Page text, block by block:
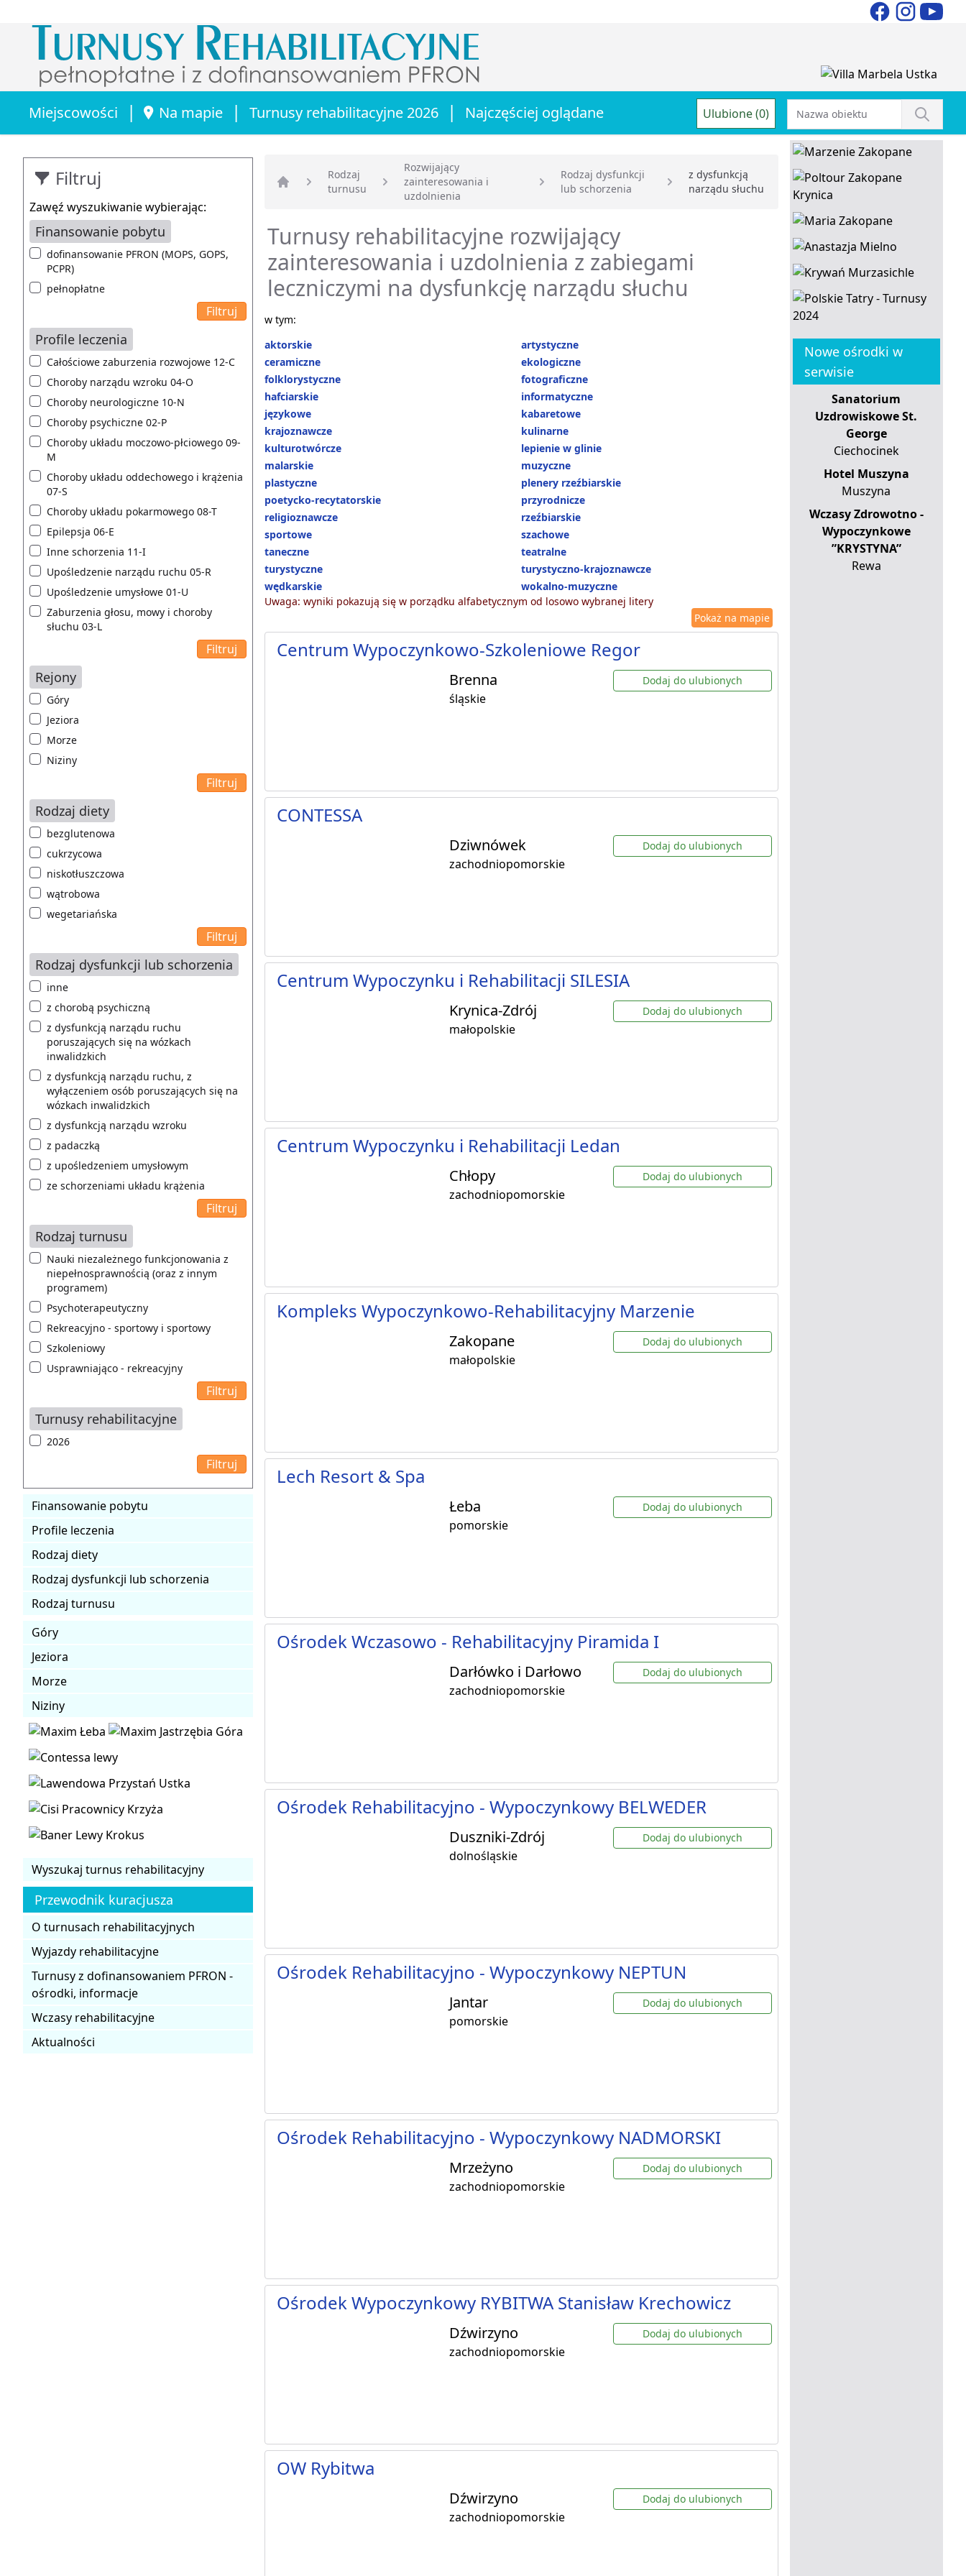
Miejscowości | Na mapie | Turnusy rehabilitacyjne 2026 | Najczęściej oglądane Ulubione (0)
Filtruj
Zawęź wyszukiwanie wybierając:
Finansowanie pobytu
dofinansowanie PFRON (MOPS, GOPS,
PCPR)
pełnopłatne
Profile leczenia
Całościowe zaburzenia rozwojowe 12-C
Choroby narządu wzroku 04-O
Choroby neurologiczne 10-N
Choroby psychiczne 02-P
Choroby układu moczowo-płciowego 09-
M
Choroby układu oddechowego i krążenia
07-S
Choroby układu pokarmowego 08-T
Epilepsja 06-E
Inne schorzenia 11-I
Upośledzenie narządu ruchu 05-R
Upośledzenie umysłowe 01-U
Zaburzenia głosu, mowy i choroby
słuchu 03-L
Rejony
Góry
Jeziora
Morze
Niziny
Rodzaj diety
bezglutenowa
cukrzycowa
niskotłuszczowa
wątrobowa
wegetariańska
Rodzaj dysfunkcji lub schorzenia
inne
z chorobą psychiczną
z dysfunkcją narządu ruchu
poruszających się na wózkach
inwalidzkich
z dysfunkcją narządu ruchu, z
wyłączeniem osób poruszających się na
wózkach inwalidzkich
z dysfunkcją narządu wzroku
z padaczką
z upośledzeniem umysłowym
ze schorzeniami układu krążenia
Rodzaj turnusu
Nauki niezależnego funkcjonowania z
niepełnosprawnością (oraz z innym
programem)
Psychoterapeutyczny
Rekreacyjno - sportowy i sportowy
Szkoleniowy
Usprawniająco - rekreacyjny
Turnusy rehabilitacyjne
2026
Finansowanie pobytu
Profile leczenia
Rodzaj diety
Rodzaj dysfunkcji lub schorzenia
Rodzaj turnusu
Góry
Jeziora
Morze
Niziny
Wyszukaj turnus rehabilitacyjny
Przewodnik kuracjusza
O turnusach rehabilitacyjnych
Wyjazdy rehabilitacyjne
Turnusy z dofinansowaniem PFRON -
ośrodki, informacje
Wczasy rehabilitacyjne
Aktualności
Strona główna
Rodzaj
turnusu
Rozwijający
zainteresowania i
uzdolnienia
Rodzaj dysfunkcji
lub schorzenia
z dysfunkcją
narządu słuchu
Turnusy rehabilitacyjne rozwijający
zainteresowania i uzdolnienia z zabiegami
leczniczymi na dysfunkcję narządu słuchu
w tym:
aktorskie
artystyczne
ceramiczne
ekologiczne
folklorystyczne
fotograficzne
hafciarskie
informatyczne
językowe
kabaretowe
krajoznawcze
kulinarne
kulturotwórcze
lepienie w glinie
malarskie
muzyczne
plastyczne
plenery rzeźbiarskie
poetycko-recytatorskie
przyrodnicze
religioznawcze
rzeźbiarskie
sportowe
szachowe
taneczne
teatralne
turystyczne
turystyczno-krajoznawcze
wędkarskie
wokalno-muzyczne
Uwaga: wyniki pokazują się w porządku alfabetycznym od losowo wybranej litery
Pokaż na mapie
Centrum Wypoczynkowo-Szkoleniowe Regor
Brenna
śląskie
Dodaj do ulubionych
CONTESSA
Dziwnówek
zachodniopomorskie
Dodaj do ulubionych
Centrum Wypoczynku i Rehabilitacji SILESIA
Krynica-Zdrój
małopolskie
Dodaj do ulubionych
Centrum Wypoczynku i Rehabilitacji Ledan
Chłopy
zachodniopomorskie
Dodaj do ulubionych
Kompleks Wypoczynkowo-Rehabilitacyjny Marzenie
Zakopane
małopolskie
Dodaj do ulubionych
Lech Resort & Spa
Łeba
pomorskie
Dodaj do ulubionych
Ośrodek Wczasowo - Rehabilitacyjny Piramida I
Darłówko i Darłowo
zachodniopomorskie
Dodaj do ulubionych
Ośrodek Rehabilitacyjno - Wypoczynkowy BELWEDER
Duszniki-Zdrój
dolnośląskie
Dodaj do ulubionych
Ośrodek Rehabilitacyjno - Wypoczynkowy NEPTUN
Jantar
pomorskie
Dodaj do ulubionych
Ośrodek Rehabilitacyjno - Wypoczynkowy NADMORSKI
Mrzeżyno
zachodniopomorskie
Dodaj do ulubionych
Ośrodek Wypoczynkowy RYBITWA Stanisław Krechowicz
Dźwirzyno
zachodniopomorskie
Dodaj do ulubionych
OW Rybitwa
Dźwirzyno
zachodniopomorskie
Dodaj do ulubionych
Nowe ośrodki w
serwisie
Sanatorium
Uzdrowiskowe St.
George
Ciechocinek
Hotel Muszyna
Muszyna
Wczasy Zdrowotno -
Wypoczynkowe
”KRYSTYNA”
Rewa